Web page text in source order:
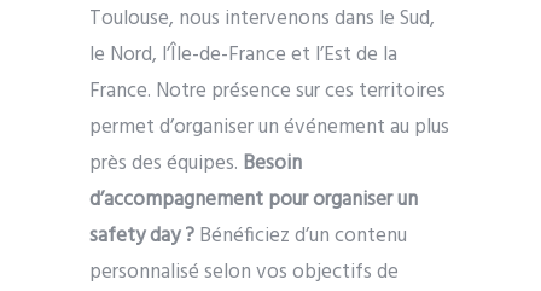
Toulouse, nous intervenons dans le Sud,
le Nord, l’Île-de-France et l’Est de la
France. Notre présence sur ces territoires
permet d’organiser un événement au plus
près des équipes. Besoin
d’accompagnement pour organiser un
safety day?Bénéficiez d’un contenu
personnalisé selon vos objectifs de